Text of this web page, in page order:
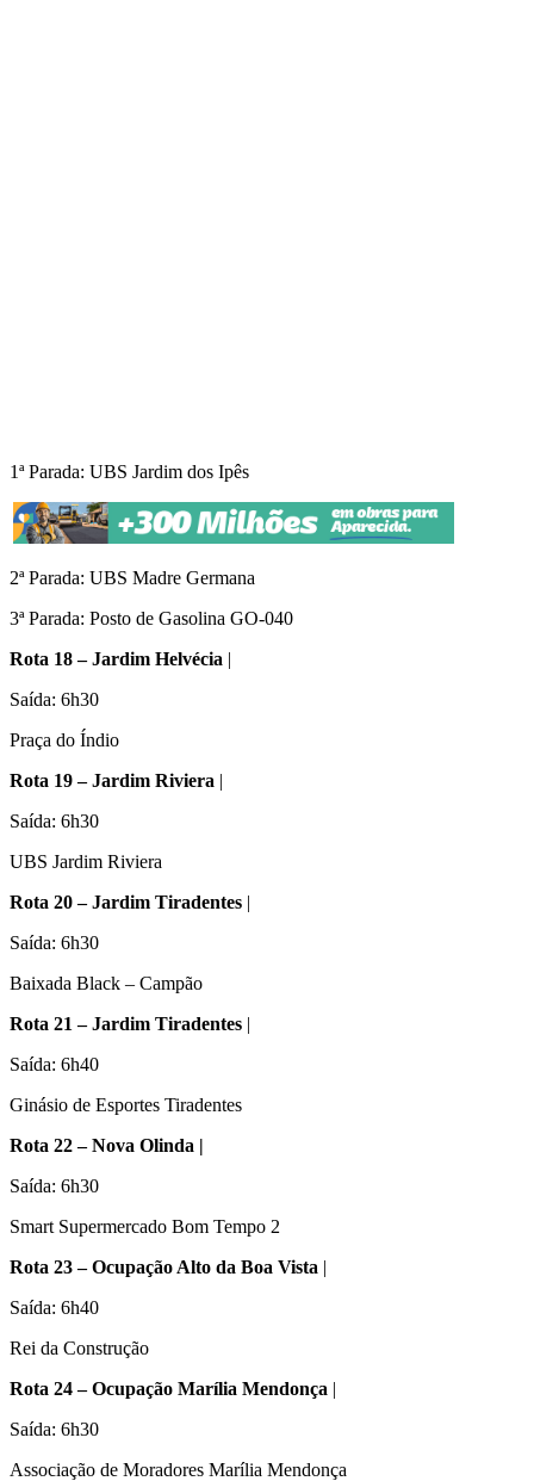
1ª Parada: UBS Jardim dos Ipês
2ª Parada: UBS Madre Germana
3ª Parada: Posto de Gasolina GO-040
Rota 18 – Jardim Helvécia |
Saída: 6h30
Praça do Índio
Rota 19 – Jardim Riviera |
Saída: 6h30
UBS Jardim Riviera
Rota 20 – Jardim Tiradentes |
Saída: 6h30
Baixada Black – Campão
Rota 21 – Jardim Tiradentes |
Saída: 6h40
Ginásio de Esportes Tiradentes
Rota 22 – Nova Olinda |
Saída: 6h30
Smart Supermercado Bom Tempo 2
Rota 23 – Ocupação Alto da Boa Vista |
Saída: 6h40
Rei da Construção
Rota 24 – Ocupação Marília Mendonça |
Saída: 6h30
Associação de Moradores Marília Mendonça